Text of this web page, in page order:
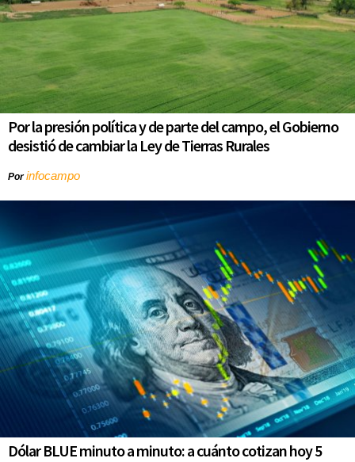
Por la presión política y de parte del campo, el Gobierno
desistió de cambiar la Ley de Tierras Rurales
Porinfocampo
Dólar BLUE minuto a minuto: a cuánto cotizan hoy 5